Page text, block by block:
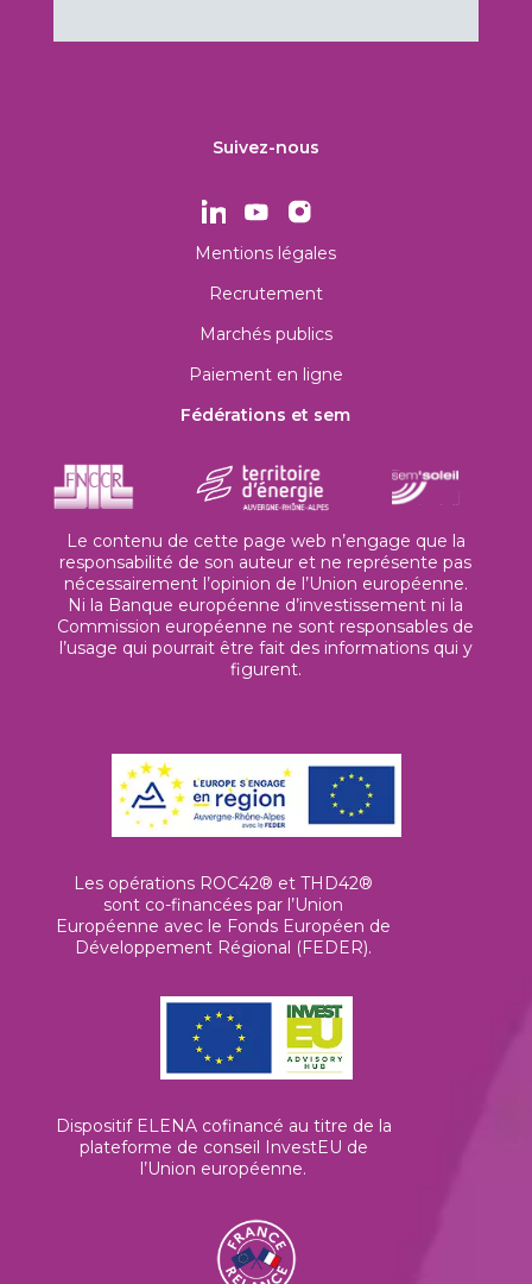
Suivez-nous
Mentions légales
Recrutement
Marchés publics
Paiement en ligne
Fédérations et sem
Le contenu de cette page web n’engage que la
responsabilité de son auteur et ne représente pas
nécessairement l’opinion de l’Union européenne.
Ni la Banque européenne d’investissement ni la
Commission européenne ne sont responsables de
l’usage qui pourrait être fait des informations qui y
figurent.
Les opérations ROC42® et THD42®
sont co-financées par l’Union
Européenne avec le Fonds Européen de
Développement Régional (FEDER).
Dispositif ELENA cofinancé au titre de la
plateforme de conseil InvestEU de
l’Union européenne.